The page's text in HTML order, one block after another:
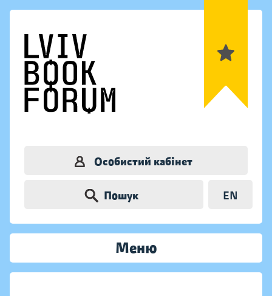
Особистий кабінет
Пошук EN
Меню